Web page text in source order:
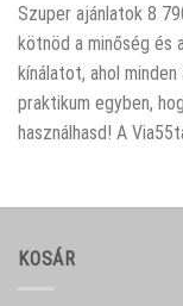
Szuper ajánlatok 8
kötnöd a minőség
kínálatot, ahol
praktikum egyben,
használhasd! A
KOSÁR